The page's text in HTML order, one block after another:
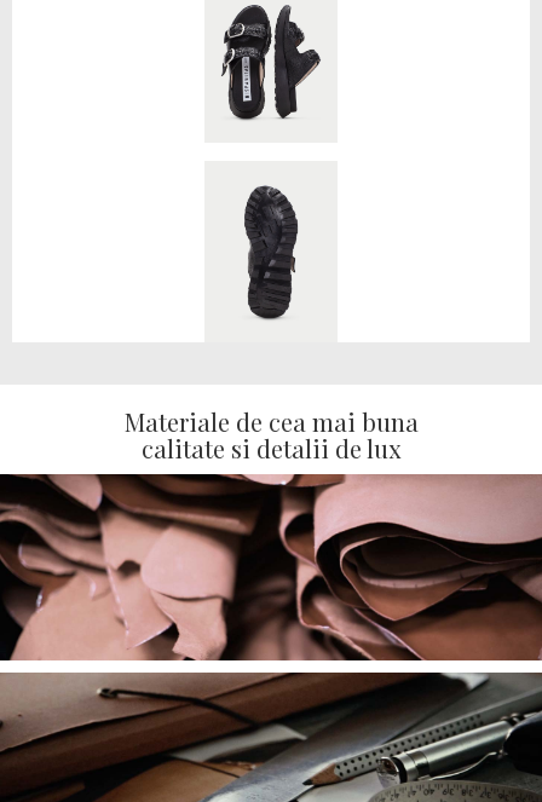
Materiale de cea mai buna
calitate si detalii de lux